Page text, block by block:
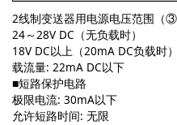
2线制变送器用电源电压范围（
24～28V DC（无负载时）
18V DC以上（20mA DC负载时）
载流量: 22mA DC以下
■短路保护电路
极限电流: 30mA以下
允许短路时间: 无限